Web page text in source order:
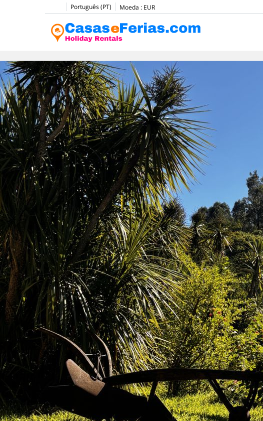
Português (PT) Moeda : EUR